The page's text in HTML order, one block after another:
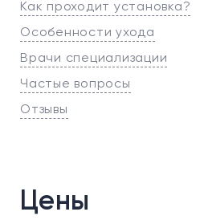
Как проходит установка?
Особенности ухода
Врачи специализации
Частые вопросы
Отзывы
Цены